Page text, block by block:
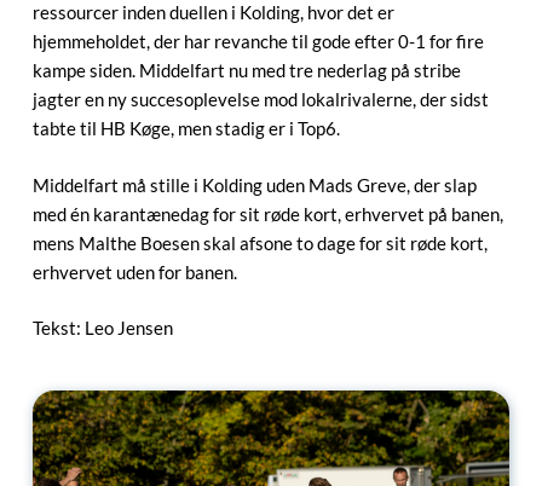
ressourcer inden duellen i Kolding, hvor det er
hjemmeholdet, der har revanche til gode efter 0-1 for fire
kampe siden. Middelfart nu med tre nederlag på stribe
jagter en ny succesoplevelse mod lokalrivalerne, der sidst
tabte til HB Køge, men stadig er i Top6.
Middelfart må stille i Kolding uden Mads Greve, der slap
med én karantænedag for sit røde kort, erhvervet på banen,
mens Malthe Boesen skal afsone to dage for sit røde kort,
erhvervet uden for banen.
Tekst: Leo Jensen